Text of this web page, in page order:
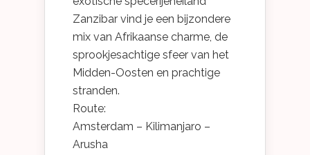
Zanzibar vind je een bijzondere
mix van Afrikaanse charme, de
sprookjesachtige sfeer van het
Midden-Oosten en prachtige
stranden.
Route:
Amsterdam – Kilimanjaro –
Arusha